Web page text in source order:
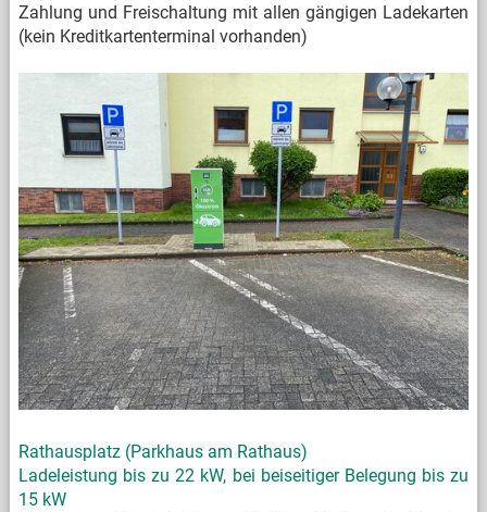
Zahlung und Freischaltung mit allen gängigen Ladekarten
(kein Kreditkartenterminal vorhanden)
Rathausplatz (Parkhaus am Rathaus)
Ladeleistung bis zu 22 kW, bei beiseitiger Belegung bis zu
15 kW